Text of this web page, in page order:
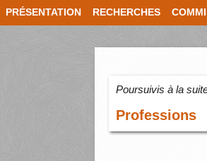
PRÉSENTATION RECHERCHES
Poursuivis à la
Professions